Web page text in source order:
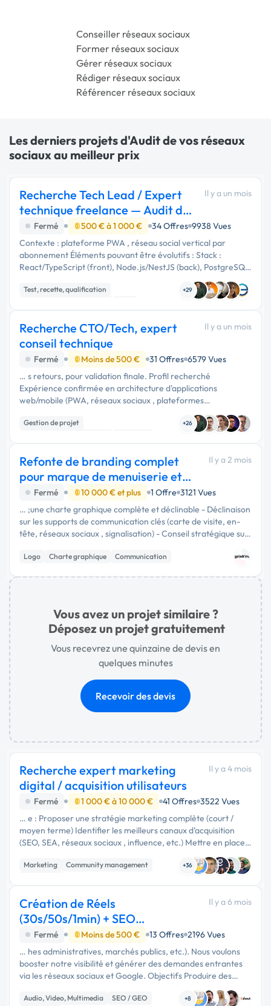
Conseiller réseaux sociaux
Former réseaux sociaux
Gérer réseaux sociaux
Rédiger réseaux sociaux
Référencer réseaux sociaux
Les derniers projets d'Audit de vos réseaux
sociaux au meilleur prix
Recherche Tech Lead / Expert
technique freelance — Audit de
conformité
Il y a un mois
Fermé 500 € à 1 000 € 34 Offres 9938 Vues
Contexte : plateforme PWA , réseau social vertical par
abonnement Éléments pouvant être évolutifs : Stack :
React/TypeScript (front), Node.js/NestJS (back), PostgreSQL
sur AWS RDS, Redis + BullMQ, AWS S3/CloudFront,
hébergement AWS eu-west-3 …
Test, recette, qualification
+29
Recherche CTO/Tech, expert
conseil technique
Il y a un mois
Fermé Moins de 500 € 31 Offres 6579 Vues
… s retours, pour validation finale. Profil recherché
Expérience confirmée en architecture d'applications
web/mobile (PWA, réseaux sociaux , plateformes
communautaires) Bonne connaissance des problématiques
de modération, RGPD, paiement …
Gestion de projet
+26
Refonte de branding complet
pour marque de menuiserie et
hifi
Il y a 2 mois
Fermé 10 000 € et plus 1 Offre 3121 Vues
… ;une charte graphique complète et déclinable - Déclinaison
sur les supports de communication clés (carte de visite, en-
tête, réseaux sociaux , signalisation) - Conseil stratégique sur
…Logo Charte graphique Communication
Vous avez un projet similaire ?
Déposez un projet gratuitement
Vous recevrez une quinzaine de devis en
quelques minutes
Recevoir des devis
Recherche expert marketing
digital / acquisition utilisateurs
Il y a 4 mois
Fermé 1 000 € à 10 000 € 41 Offres 3522 Vues
… e : Proposer une stratégie marketing complète (court /
moyen terme) Identifier les meilleurs canaux d’acquisition
(SEO, SEA, réseaux sociaux , influence, etc.) Mettre en place
un plan d’action concret Créer et/ou piloter : campagnes …
Marketing
Community management
+36
Création de Réels
(30s/50s/1min) + SEO
(référencement Google)
Il y a 6 mois
Fermé Moins de 500 € 13 Offres 2196 Vues
… hes administratives, marchés publics, etc.). Nous voulons
booster notre visibilité et générer des demandes entrantes
via les réseaux sociaux et Google. Objectifs Produire des
vidéos “réels” performantes (TikTok / Instagram / Facebook)
pour …
Audio, Video, Multimedia
SEO / GEO
+8